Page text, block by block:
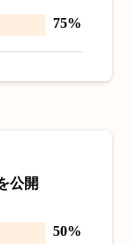
75%
公開
50%